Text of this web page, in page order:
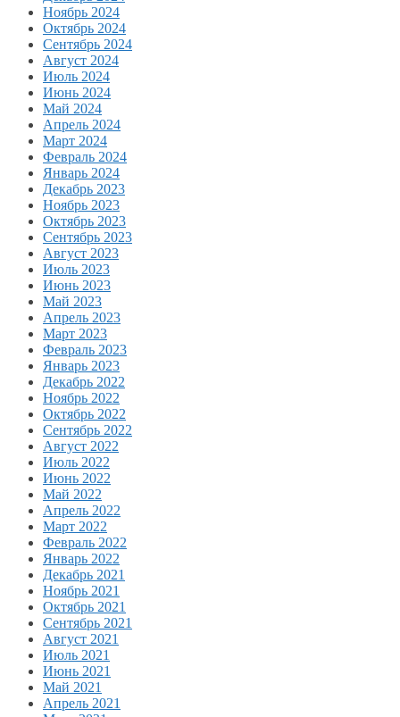
Ноябрь 2024
Октябрь 2024
Сентябрь 2024
Август 2024
Июль 2024
Июнь 2024
Май 2024
Апрель 2024
Март 2024
Февраль 2024
Январь 2024
Декабрь 2023
Ноябрь 2023
Октябрь 2023
Сентябрь 2023
Август 2023
Июль 2023
Июнь 2023
Май 2023
Апрель 2023
Март 2023
Февраль 2023
Январь 2023
Декабрь 2022
Ноябрь 2022
Октябрь 2022
Сентябрь 2022
Август 2022
Июль 2022
Июнь 2022
Май 2022
Апрель 2022
Март 2022
Февраль 2022
Январь 2022
Декабрь 2021
Ноябрь 2021
Октябрь 2021
Сентябрь 2021
Август 2021
Июль 2021
Июнь 2021
Май 2021
Апрель 2021